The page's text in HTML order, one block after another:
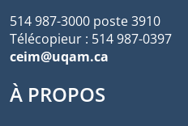
514 987-3000 poste 3910
Télécopieur : 514 987-0397
ceim@uqam.ca
À PROPOS